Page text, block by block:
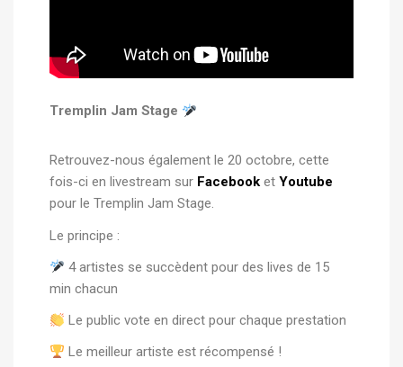
Tremplin Jam Stage
Retrouvez-nous également le 20 octobre, cette
fois-ci en livestream sur Facebook et Youtube
pour le Tremplin Jam Stage.
Le principe :
4 artistes se succèdent pour des lives de 15
min chacun
Le public vote en direct pour chaque prestation
Le meilleur artiste est récompensé !